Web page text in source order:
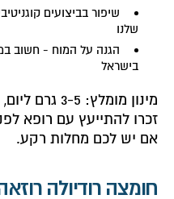
שיפור בביצועים
שלנו
הגנה על המוח - חשוב
בישראל
מינון
זכרו להתייעץ עם רופא
אם יש לכם מחלות רקע.
חומצה רודיולה